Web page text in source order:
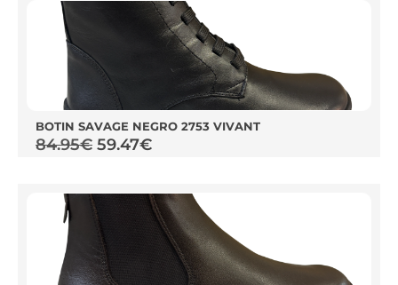
BOTIN SAVAGE NEGRO 2753 VIVANT
84.95€ 59.47€